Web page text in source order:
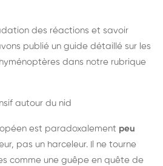
des réactions et savoir
publié un guide détaillé sur les
dans notre rubrique
autour du nid
est paradoxalement peu
pas un harceleur. Il ne tourne
comme une guêpe en quête de